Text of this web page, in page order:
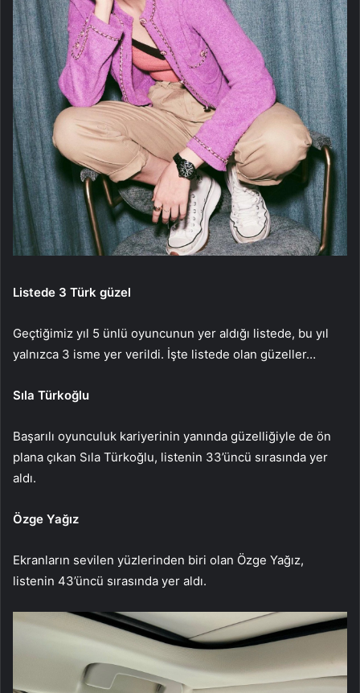
Listede 3 Türk güzel
Geçtiğimiz yıl 5 ünlü oyuncunun yer aldığı listede, bu yıl
yalnızca 3 isme yer verildi. İşte listede olan güzeller…
Sıla Türkoğlu
Başarılı oyunculuk kariyerinin yanında güzelliğiyle de ön
plana çıkan Sıla Türkoğlu, listenin 33’üncü sırasında yer
aldı.
Özge Yağız
Ekranların sevilen yüzlerinden biri olan Özge Yağız,
listenin 43’üncü sırasında yer aldı.